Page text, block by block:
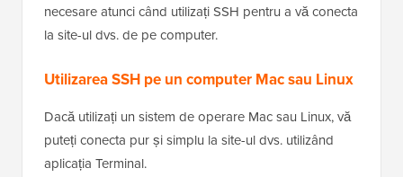
necesare atunci când utilizați SSH pentru a vă conecta
la site-ul dvs. de pe computer.
Utilizarea SSH pe un computer Mac sau Linux
Dacă utilizați un sistem de operare Mac sau Linux, vă
puteți conecta pur și simplu la site-ul dvs. utilizând
aplicația Terminal.